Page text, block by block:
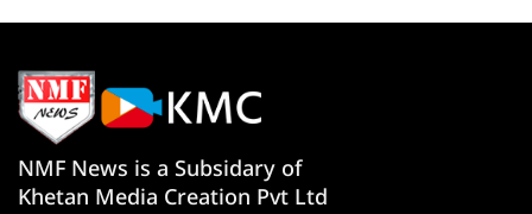
NMF News is a Subsidary of
Khetan Media Creation Pvt Ltd